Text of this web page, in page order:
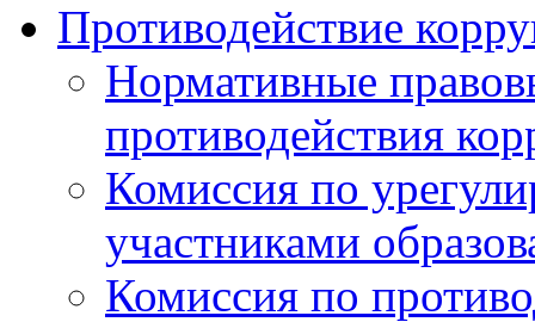
Противодействие
Нормативные
противодействия
Комиссия по
участниками
Комиссия по